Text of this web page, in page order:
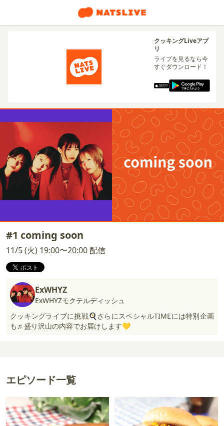
クッキングLiveアプ
リ
ライブを見るなら今
すぐダウンロード！
#1 coming soon
11/5 (火) 19:00〜20:00 配信
ExWHYZ
ExWHYZモクテルディッシュ
クッキングライブに挑戦🍳さらにスペシャルTIMEには特別企画
も♬盛り沢山の内容でお届けします💛
エピソード一覧